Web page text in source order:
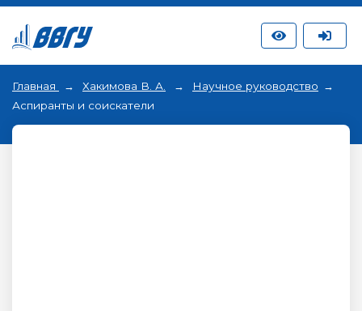
Главная Хакимова В. А.
Научное руководство
Аспиранты и соискатели